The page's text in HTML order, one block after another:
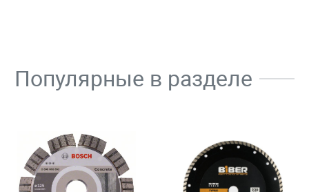
Популярные в разделе